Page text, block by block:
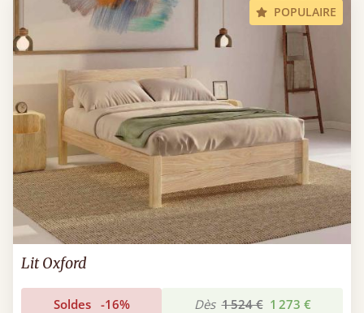
POPULAIRE
Lit Oxford
Soldes -16% Dès 1 524 € 1 273 €